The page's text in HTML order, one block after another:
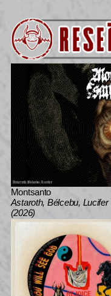
Montsanto
Astaroth, Bélcebu, Lucifer
(2026)